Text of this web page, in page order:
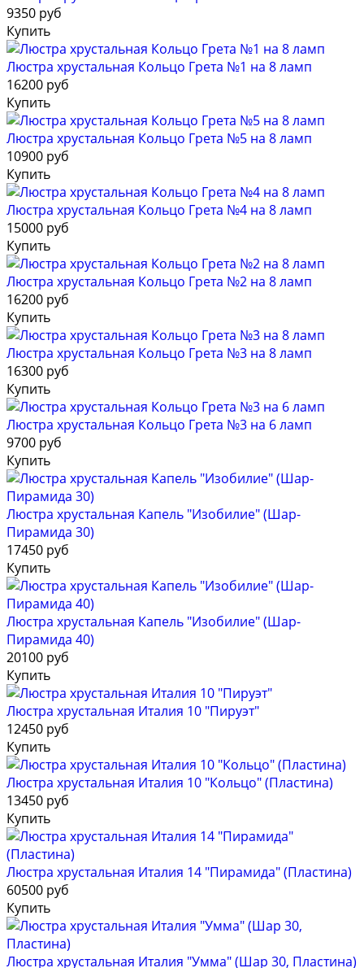
9350 руб
Купить
Люстра хрустальная Кольцо Грета №1 на 8 ламп
16200 руб
Купить
Люстра хрустальная Кольцо Грета №5 на 8 ламп
10900 руб
Купить
Люстра хрустальная Кольцо Грета №4 на 8 ламп
15000 руб
Купить
Люстра хрустальная Кольцо Грета №2 на 8 ламп
16200 руб
Купить
Люстра хрустальная Кольцо Грета №3 на 8 ламп
16300 руб
Купить
Люстра хрустальная Кольцо Грета №3 на 6 ламп
9700 руб
Купить
Люстра хрустальная Капель "Изобилие" (Шар-
Пирамида 30)
17450 руб
Купить
Люстра хрустальная Капель "Изобилие" (Шар-
Пирамида 40)
20100 руб
Купить
Люстра хрустальная Италия 10 "Пируэт"
12450 руб
Купить
Люстра хрустальная Италия 10 "Кольцо" (Пластина)
13450 руб
Купить
Люстра хрустальная Италия 14 "Пирамида" (Пластина)
60500 руб
Купить
Люстра хрустальная Италия "Умма" (Шар 30, Пластина)